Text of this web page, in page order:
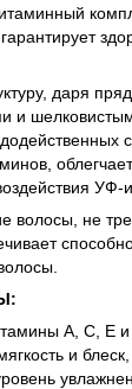
даря
и
УФ-
волосы, не
А, С, Е
и